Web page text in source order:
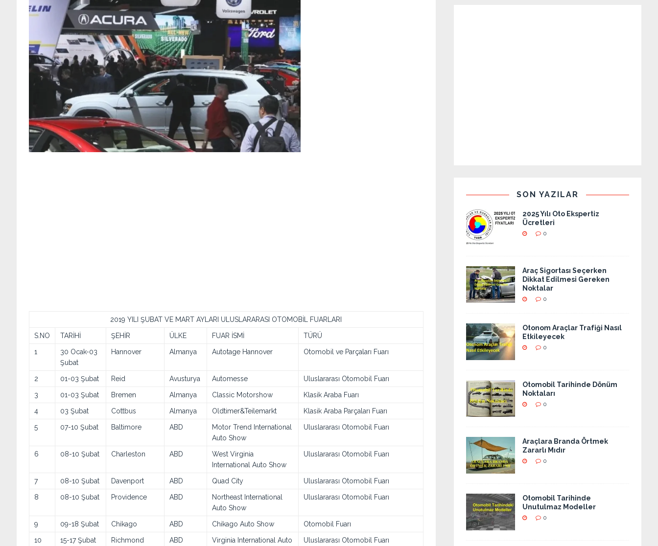
2019 YILI ŞUBAT VE MART AYLARI ULUSLARARASI OTOMOBİL FUARLARI
S.NO TARİHİ ŞEHİR ÜLKE FUAR İSMİ TÜRÜ
1
30 Ocak-03
Şubat
Hannover Almanya Autotage Hannover Otomobil ve Parçaları Fuarı
2 01-03 Şubat Reid Avusturya Automesse Uluslararası Otomobil Fuarı
3 01-03 Şubat Bremen Almanya Classic Motorshow Klasik Araba Fuarı
4 03 Şubat Cottbus Almanya Oldtimer&Teilemarkt Klasik Araba Parçaları Fuarı
5 07-10 Şubat Baltimore ABD
Motor Trend International
Auto Show
Uluslararası Otomobil Fuarı
6 08-10 Şubat Charleston ABD
West Virginia
International Auto Show
Uluslararası Otomobil Fuarı
7 08-10 Şubat Davenport ABD Quad City Uluslararası Otomobil Fuarı
8 08-10 Şubat Providence ABD
Northeast International
Auto Show
Uluslararası Otomobil Fuarı
9 09-18 Şubat Chikago ABD Chikago Auto Show Otomobil Fuarı
10 15-17 Şubat Richmond ABD
Virginia International Auto
Uluslararası Otomobil Fuarı
SON YAZILAR
2025 Yılı Oto Ekspertiz
Ücretleri
0
Araç Sigortası Seçerken
Dikkat Edilmesi Gereken
Noktalar
0
Otonom Araçlar Trafiği Nasıl
Etkileyecek
0
Otomobil Tarihinde Dönüm
Noktaları
0
Araçlara Branda Örtmek
Zararlı Mıdır
0
Otomobil Tarihinde
Unutulmaz Modeller
0